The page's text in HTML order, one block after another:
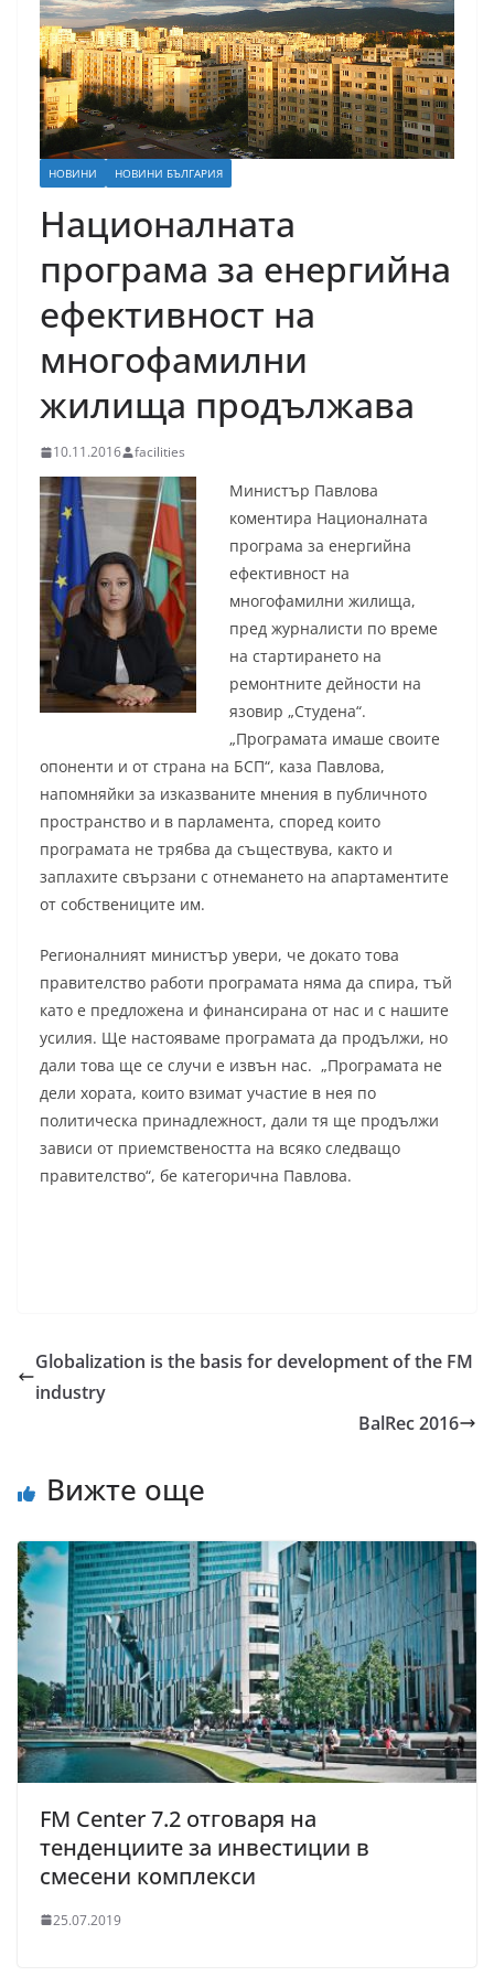
НОВИНИ НОВИНИ БЪЛГАРИЯ
Националната
програма за енергийна
ефективност на
многофамилни
жилища продължава
10.11.2016 facilities
Министър Павлова
коментира Националната
програма за енергийна
ефективност на
многофамилни жилища,
пред журналисти по време
на стартирането на
ремонтните дейности на
язовир „Студена“.
„Програмата имаше своите
опоненти и от страна на БСП“, каза Павлова,
напомняйки за изказваните мнения в публичното
пространство и в парламента, според които
програмата не трябва да съществува, както и
заплахите свързани с отнемането на апартаментите
от собствениците им.
Регионалният министър увери, че докато това
правителство работи програмата няма да спира, тъй
като е предложена и финансирана от нас и с нашите
усилия. Ще настояваме програмата да продължи, но
дали това ще се случи е извън нас. „Програмата не
дели хората, които взимат участие в нея по
политическа принадлежност, дали тя ще продължи
зависи от приемствеността на всяко следващо
правителство“, бе категорична Павлова.
Globalization is the basis for development of the FM
industry
BalRec 2016
Вижте още
FM Center 7.2 отговаря на
тенденциите за инвестиции в
смесени комплекси
25.07.2019